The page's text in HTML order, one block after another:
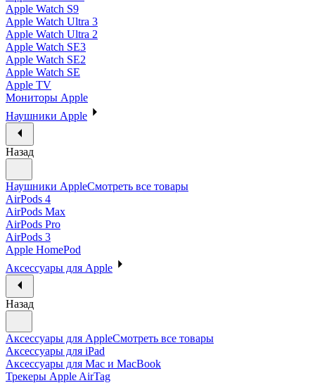
Apple Watch S9
Apple Watch Ultra 3
Apple Watch Ultra 2
Apple Watch SE3
Apple Watch SE2
Apple Watch SE
Apple TV
Мониторы Apple
Наушники Apple
Назад
Наушники AppleСмотреть все товары
AirPods 4
AirPods Max
AirPods Pro
AirPods 3
Apple HomePod
Аксессуары для Apple
Назад
Аксессуары для AppleСмотреть все товары
Аксессуары для iPad
Аксессуары для Mac и MacBook
Трекеры Apple AirTag